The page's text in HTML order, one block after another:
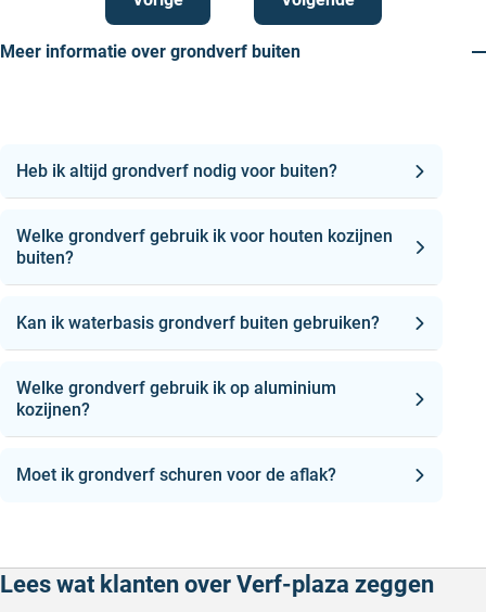
Meer informatie over grondverf buiten
Heb ik altijd grondverf nodig voor buiten?
Welke grondverf gebruik ik voor houten kozijnen
buiten?
Kan ik waterbasis grondverf buiten gebruiken?
Welke grondverf gebruik ik op aluminium
kozijnen?
Moet ik grondverf schuren voor de aflak?
Lees wat klanten over Verf-plaza zeggen